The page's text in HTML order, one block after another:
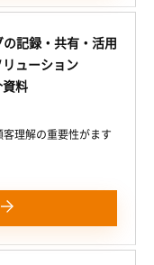
記録・共有・活用
ューション
資料
理解の重要性がます